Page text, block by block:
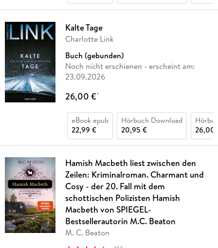
Kalte Tage
Charlotte Link
Buch (gebunden)
Noch nicht erschienen - erscheint am:
23.09.2026
26,00 €*
eBook epub
22,99 €
Hörbuch Download
20,95 €
26,00
Hamish Macbeth liest zwischen den
Zeilen: Kriminalroman. Charmant und
Cosy - der 20. Fall mit dem
schottischen Polizisten Hamish
Macbeth von SPIEGEL-
Bestsellerautorin M.C. Beaton
M. C. Beaton